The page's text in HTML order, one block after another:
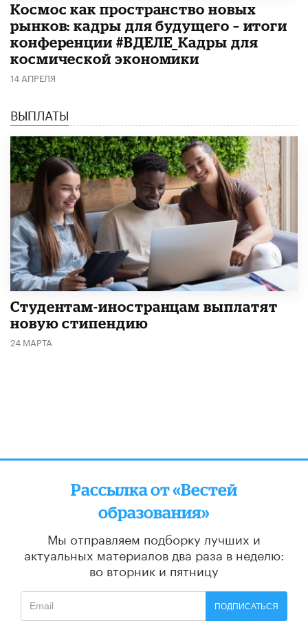
Космос как пространство новых
рынков: кадры для будущего – итоги
конференции #ВДЕЛЕ_Кадры для
космической экономики
14 АПРЕЛЯ
ВЫПЛАТЫ
Студентам-иностранцам выплатят
новую стипендию
24 МАРТА
Рассылка от «Вестей
образования»
Мы отправляем подборку лучших и
актуальных материалов два раза в неделю:
во вторник и пятницу
ПОДПИСАТЬСЯ